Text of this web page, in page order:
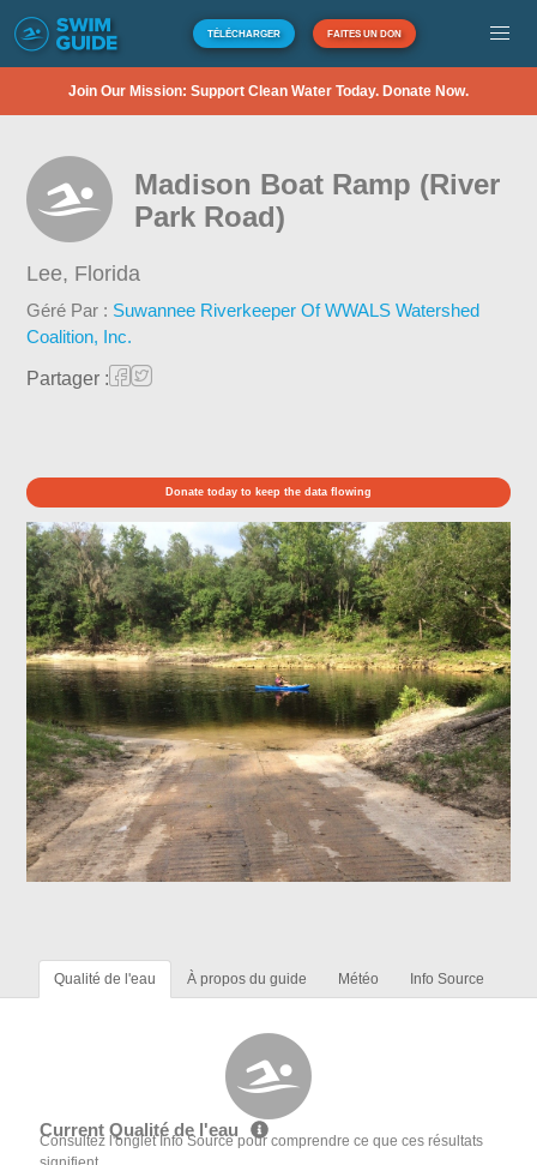
TÉLÉCHARGER FAITES UN DON
Join Our Mission: Support Clean Water Today. Donate Now.
Madison Boat Ramp (River
Park Road)
Lee, Florida
Géré Par : Suwannee Riverkeeper Of WWALS Watershed
Coalition, Inc.
Partager :
Donate today to keep the data flowing
Qualité de l'eau À propos du guide Météo Info Source
Current Qualité de l'eau
Consultez l'onglet Info Source pour comprendre ce que ces résultats